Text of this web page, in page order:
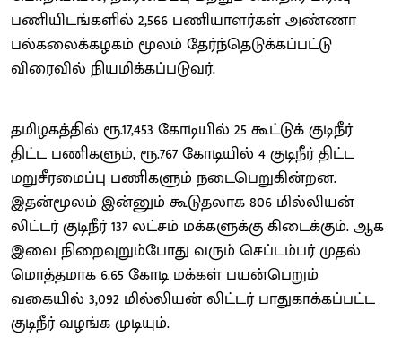
பணியிடங்களில் 2,566 பணியாளர்கள் அண்ணா
பல்கலைக்கழகம் மூலம் தேர்ந்தெடுக்கப்பட்டு
விரைவில் நியமிக்கப்படுவர்.
தமிழகத்தில் ரூ.17,453 கோடியில் 25 கூட்டுக் குடிநீர்
திட்ட பணிகளும், ரூ.767 கோடியில் 4 குடிநீர் திட்ட
மறுசீரமைப்பு பணிகளும் நடைபெறுகின்றன.
இதன்மூலம் இன்னும் கூடுதலாக 806 மில்லியன்
லிட்டர் குடிநீர் 137 லட்சம் மக்களுக்கு கிடைக்கும். ஆக
இவை நிறைவுறும்போது வரும் செப்டம்பர் முதல்
மொத்தமாக 6.65 கோடி மக்கள் பயன்பெறும்
வகையில் 3,092 மில்லியன் லிட்டர் பாதுகாக்கப்பட்ட
குடிநீர் வழங்க முடியும்.